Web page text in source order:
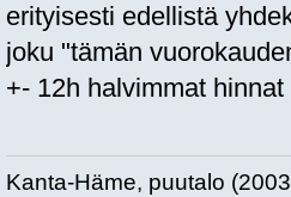
erityisesti edellistä
joku "tämän
+- 12h halvimmat hinnat
Kanta-Häme, puutalo